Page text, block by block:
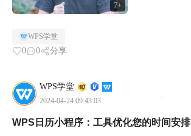
7+
WPS学堂
0 0 分享
WPS学堂
2024-04-24 09:43:03
WPS日历小程序：工具优化您的时间安排